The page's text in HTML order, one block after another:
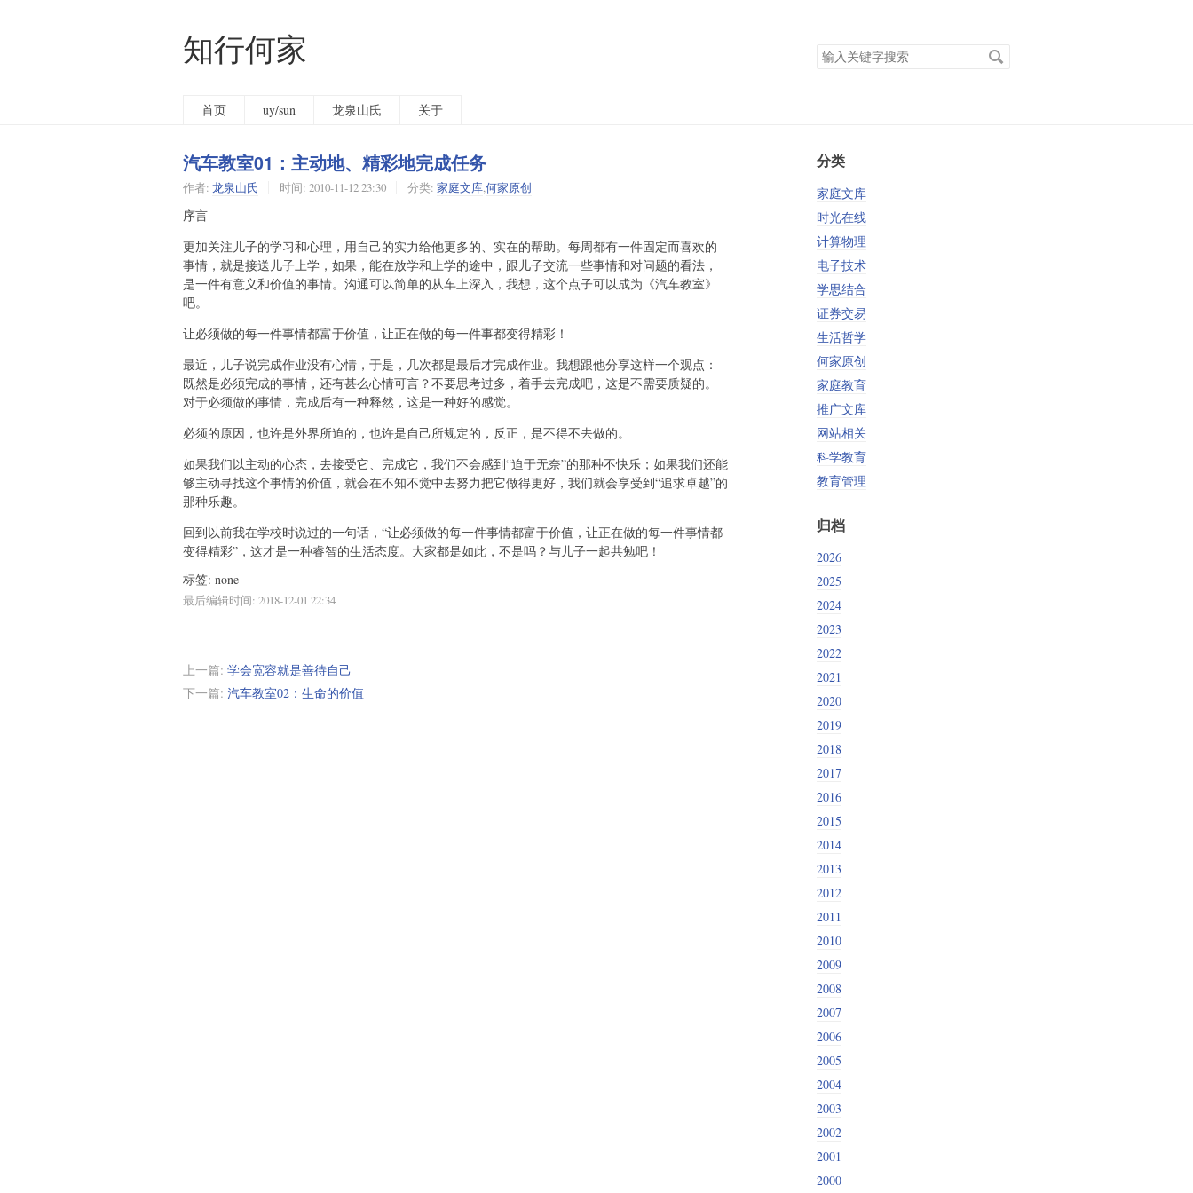
知行何家
搜
索
首页 uy/sun 龙泉山氏 关于
汽车教室01：主动地、精彩地完成任务
作者: 龙泉山氏 时间: 2010-11-12 23:30 分类: 家庭文库,何家原创
序言
更加关注儿子的学习和心理，用自己的实力给他更多的、实在的帮助。每周都有一件固定而喜欢的
事情，就是接送儿子上学，如果，能在放学和上学的途中，跟儿子交流一些事情和对问题的看法，
是一件有意义和价值的事情。沟通可以简单的从车上深入，我想，这个点子可以成为《汽车教室》
吧。
让必须做的每一件事情都富于价值，让正在做的每一件事都变得精彩！
最近，儿子说完成作业没有心情，于是，几次都是最后才完成作业。我想跟他分享这样一个观点：
既然是必须完成的事情，还有甚么心情可言？不要思考过多，着手去完成吧，这是不需要质疑的。
对于必须做的事情，完成后有一种释然，这是一种好的感觉。
必须的原因，也许是外界所迫的，也许是自己所规定的，反正，是不得不去做的。
如果我们以主动的心态，去接受它、完成它，我们不会感到“迫于无奈”的那种不快乐；如果我们还能
够主动寻找这个事情的价值，就会在不知不觉中去努力把它做得更好，我们就会享受到“追求卓越”的
那种乐趣。
回到以前我在学校时说过的一句话，“让必须做的每一件事情都富于价值，让正在做的每一件事情都
变得精彩”，这才是一种睿智的生活态度。大家都是如此，不是吗？与儿子一起共勉吧！
标签: none
最后编辑时间: 2018-12-01 22:34
上一篇: 学会宽容就是善待自己
下一篇: 汽车教室02：生命的价值
分类
家庭文库
时光在线
计算物理
电子技术
学思结合
证券交易
生活哲学
何家原创
家庭教育
推广文库
网站相关
科学教育
教育管理
归档
2026
2025
2024
2023
2022
2021
2020
2019
2018
2017
2016
2015
2014
2013
2012
2011
2010
2009
2008
2007
2006
2005
2004
2003
2002
2001
2000